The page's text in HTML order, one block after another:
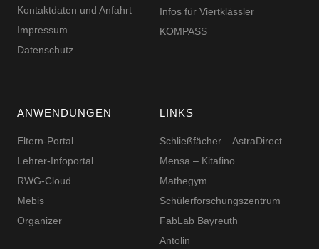
Kontaktdaten und Anfahrt
Impressum
Datenschutz
Infos für Viertklässler
KOMPASS
ANWENDUNGEN
Eltern-Portal
Lehrer-Infoportal
RWG-Cloud
Mebis
Organizer
LINKS
Schließfächer – AstraDirect
Mensa – Kitafino
Mathegym
Schüler­for­schungs­zentrum
FabLab Bayreuth
Antolin